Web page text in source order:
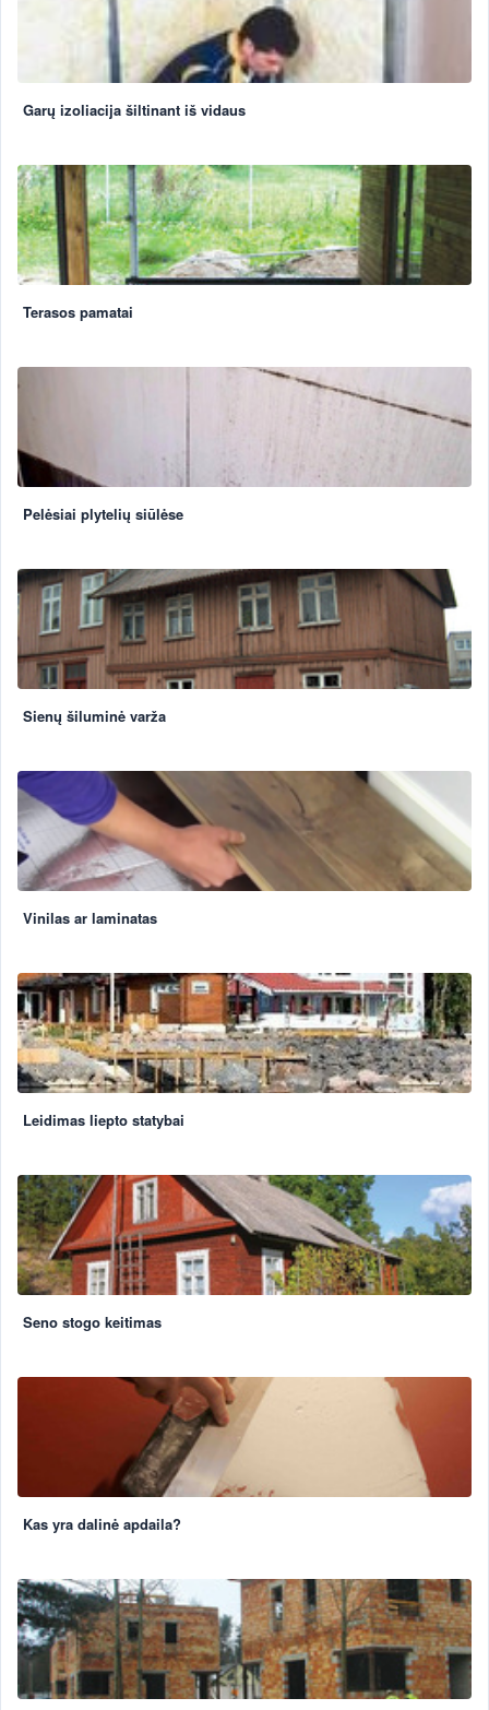
Garų izoliacija šiltinant iš vidaus
Terasos pamatai
Pelėsiai plytelių siūlėse
Sienų šiluminė varža
Vinilas ar laminatas
Leidimas liepto statybai
Seno stogo keitimas
Kas yra dalinė apdaila?